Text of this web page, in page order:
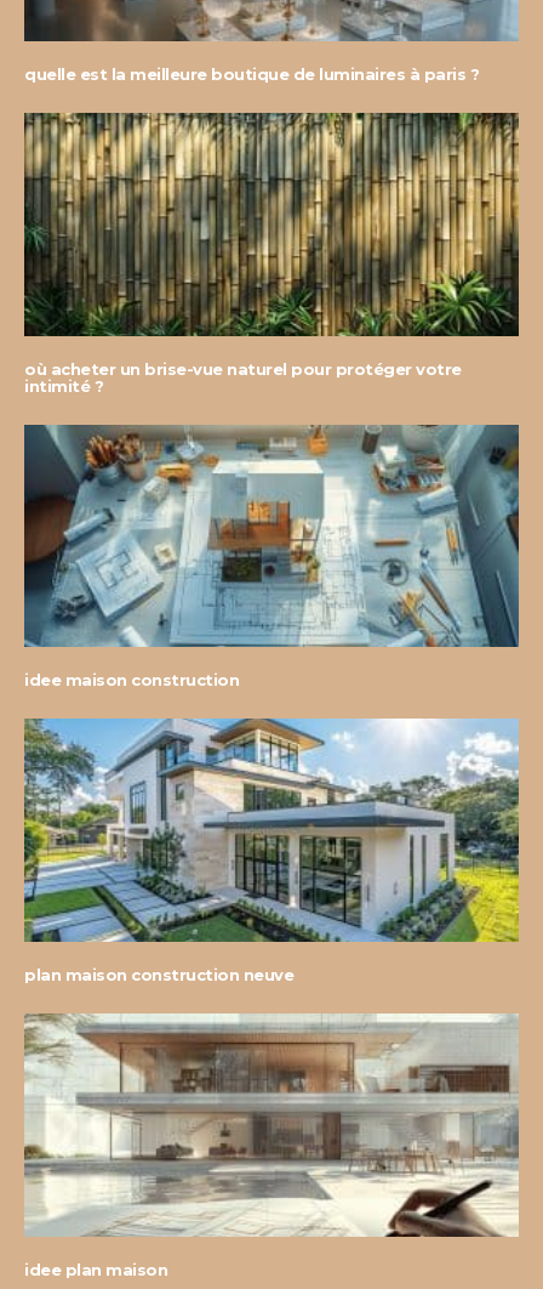
quelle est la meilleure boutique de luminaires à paris ?
où acheter un brise-vue naturel pour protéger votre
intimité ?
idee maison construction
plan maison construction neuve
idee plan maison